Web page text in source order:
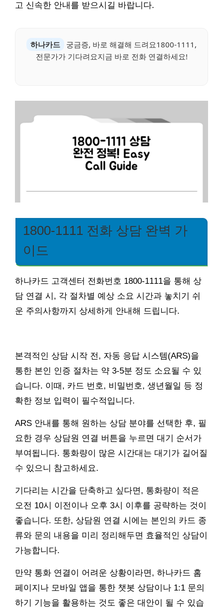
고 신속한 안내를 받으시길 바랍니다.
하나카드
궁금증, 바로 해결해 드려요1800-1111,
전문가가 기다려요지금 바로 전화 연결하세요!
1800-1111 전화 상담 완벽 가
이드
하나카드 고객센터 전화번호 1800-1111을 통해 상
담 연결 시, 각 절차별 예상 소요 시간과 놓치기 쉬
운 주의사항까지 상세하게 안내해 드립니다.
본격적인 상담 시작 전, 자동 응답 시스템(ARS)을
통한 본인 인증 절차는 약 3-5분 정도 소요될 수 있
습니다. 이때, 카드 번호, 비밀번호, 생년월일 등 정
확한 정보 입력이 필수적입니다.
ARS 안내를 통해 원하는 상담 분야를 선택한 후, 필
요한 경우 상담원 연결 버튼을 누르면 대기 순서가
부여됩니다. 통화량이 많은 시간대는 대기가 길어질
수 있으니 참고하세요.
기다리는 시간을 단축하고 싶다면, 통화량이 적은
오전 10시 이전이나 오후 3시 이후를 공략하는 것이
좋습니다. 또한, 상담원 연결 시에는 본인의 카드 종
류와 문의 내용을 미리 정리해두면 효율적인 상담이
가능합니다.
만약 통화 연결이 어려운 상황이라면, 하나카드 홈
페이지나 모바일 앱을 통한 챗봇 상담이나 1:1 문의
하기 기능을 활용하는 것도 좋은 대안이 될 수 있습